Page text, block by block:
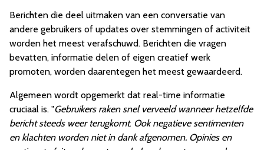
Berichten die deel uitmaken van een conversatie van
andere gebruikers of updates over stemmingen of activiteit
worden het meest verafschuwd. Berichten die vragen
bevatten, informatie delen of eigen creatief werk
promoten, worden daarentegen het meest gewaardeerd.
Algemeen wordt opgemerkt dat real-time informatie
cruciaal is. "Gebruikers raken snel verveeld wanneer hetzelfde
bericht steeds weer terugkomt. Ook negatieve sentimenten
en klachten worden niet in dank afgenomen. Opinies en